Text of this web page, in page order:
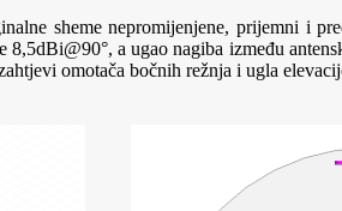
sheme nepromijenjene, prijemni i
a ugao nagiba između
omotača bočnih režnja i ugla